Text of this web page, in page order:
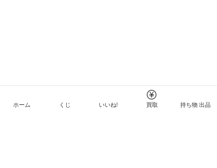
ホーム くじ いいね! 買取 持ち物 出品